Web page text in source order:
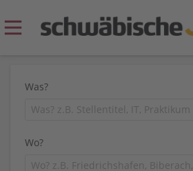
Was?
Wo?